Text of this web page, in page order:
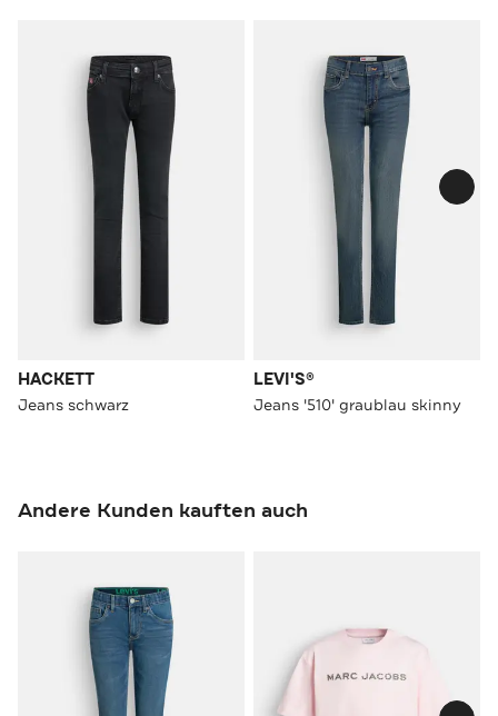
HACKETT
Jeans schwarz
LEVI'S®
Jeans '510' graublau skinny
Andere Kunden kauften auch